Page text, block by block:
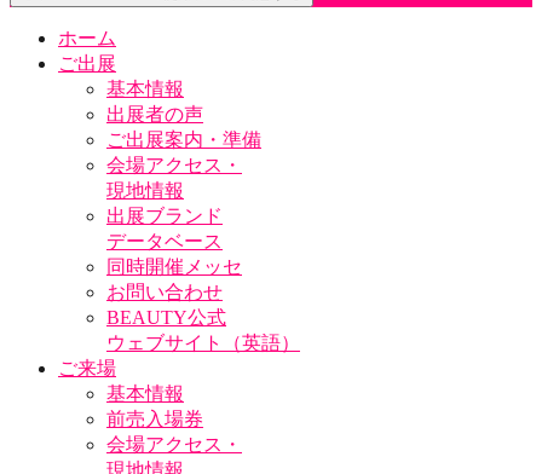
ホーム
ご出展
基本情報
出展者の声
ご出展案内・準備
会場アクセス・
現地情報
出展ブランド
データベース
同時開催メッセ
お問い合わせ
BEAUTY公式
ウェブサイト（英語）
ご来場
基本情報
前売入場券
会場アクセス・
現地情報